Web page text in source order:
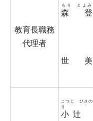
教育長職務
代理者
森 登
世美
もり とよみ
小辻
こつじ ひさの
り